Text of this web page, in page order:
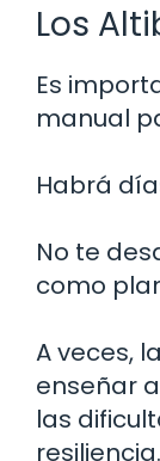
Los
Es
manual
Habrá
No te
como
A veces,
enseñar
las
resiliencia.